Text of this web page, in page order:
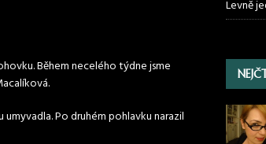
Během necelého týdne jsme
Po druhém pohlavku narazil
Levně